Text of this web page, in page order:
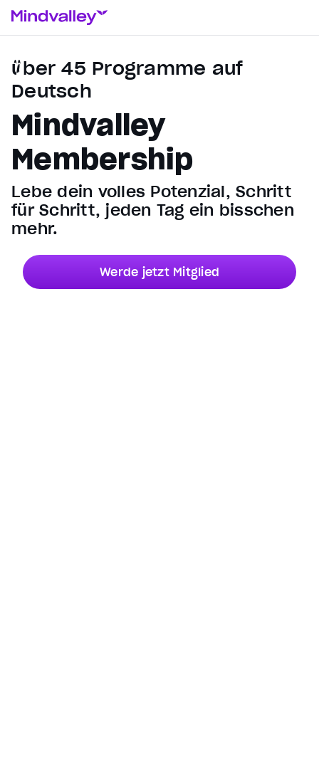
über 45 Programme auf
Deutsch
Mindvalley
Membership
Lebe dein volles Potenzial, Schritt
für Schritt, jeden Tag ein bisschen
mehr.
Werde jetzt Mitglied